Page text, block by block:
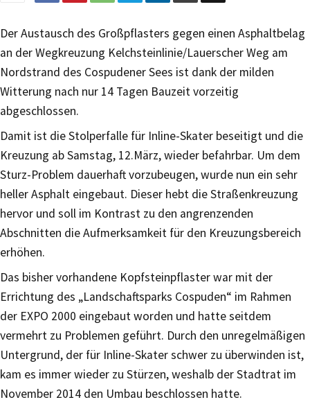
Der Austausch des Großpflasters gegen einen Asphaltbelag
an der Wegkreuzung Kelchsteinlinie/Lauerscher Weg am
Nordstrand des Cospudener Sees ist dank der milden
Witterung nach nur 14 Tagen Bauzeit vorzeitig
abgeschlossen.
Damit ist die Stolperfalle für Inline-Skater beseitigt und die
Kreuzung ab Samstag, 12.März, wieder befahrbar. Um dem
Sturz-Problem dauerhaft vorzubeugen, wurde nun ein sehr
heller Asphalt eingebaut. Dieser hebt die Straßenkreuzung
hervor und soll im Kontrast zu den angrenzenden
Abschnitten die Aufmerksamkeit für den Kreuzungsbereich
erhöhen.
Das bisher vorhandene Kopfsteinpflaster war mit der
Errichtung des „Landschaftsparks Cospuden“ im Rahmen
der EXPO 2000 eingebaut worden und hatte seitdem
vermehrt zu Problemen geführt. Durch den unregelmäßigen
Untergrund, der für Inline-Skater schwer zu überwinden ist,
kam es immer wieder zu Stürzen, weshalb der Stadtrat im
November 2014 den Umbau beschlossen hatte.